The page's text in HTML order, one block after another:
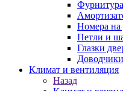
Номера на
Петли и
Глазки
Климат и вентиляция
Назад